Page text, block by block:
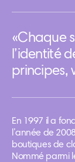
«Chaque
l’identité
principes,
En 1997 il a
l’année de
boutiques de
Nommé parmi